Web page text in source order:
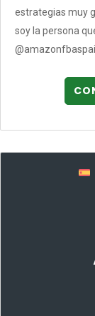
estrategias muy
soy la persona